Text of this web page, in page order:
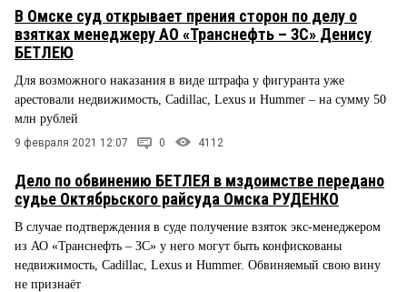
В Омске суд открывает прения сторон по делу о
взятках менеджеру АО «Транснефть – ЗС» Денису
БЕТЛЕЮ
Для возможного наказания в виде штрафа у фигуранта уже
арестовали недвижимость, Cadillac, Lexus и Hummer – на сумму 50
млн рублей
9 февраля 2021 12:07 0 4112
Дело по обвинению БЕТЛЕЯ в мздоимстве передано
судье Октябрьского райсуда Омска РУДЕНКО
В случае подтверждения в суде получение взяток экс-менеджером
из АО «Транснефть – ЗС» у него могут быть конфискованы
недвижимость, Cadillac, Lexus и Hummer. Обвиняемый свою вину
не признаёт